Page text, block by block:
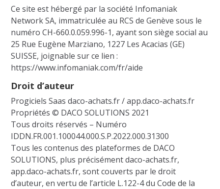
Ce site est hébergé par la société Infomaniak
Network SA, immatriculée au RCS de Genève sous le
numéro CH-660.0.059.996-1, ayant son siège social au
25 Rue Eugène Marziano, 1227 Les Acacias (GE)
SUISSE, joignable sur ce lien :
https://www.infomaniak.com/fr/aide
Droit d’auteur
Progiciels Saas daco-achats.fr / app.daco-achats.fr
Propriétés © DACO SOLUTIONS 2021
Tous droits réservés – Numéro
IDDN.FR.001.100044.000.S.P.2022.000.31300
Tous les contenus des plateformes de DACO
SOLUTIONS, plus précisément daco-achats.fr,
app.daco-achats.fr, sont couverts par le droit
d’auteur, en vertu de l’article L.122-4 du Code de la